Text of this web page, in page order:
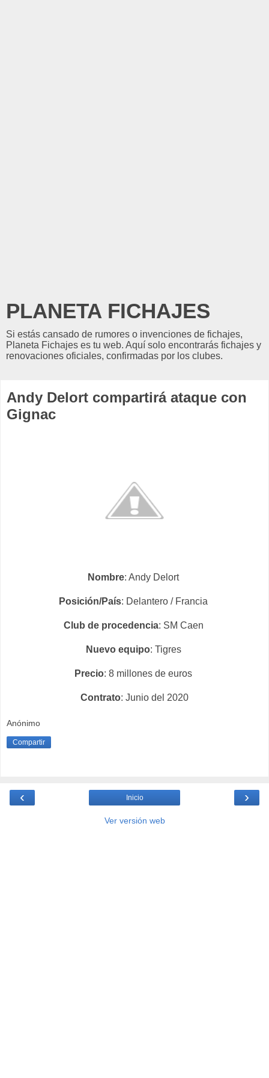
PLANETA FICHAJES
Si estás cansado de rumores o invenciones de fichajes,
Planeta Fichajes es tu web. Aquí solo encontrarás fichajes y
renovaciones oficiales, confirmadas por los clubes.
Andy Delort compartirá ataque con
Gignac
Nombre: Andy Delort
Posición/País: Delantero / Francia
Club de procedencia: SM Caen
Nuevo equipo: Tigres
Precio: 8 millones de euros
Contrato: Junio del 2020
Anónimo
Compartir
‹ ›
Inicio
Ver versión web